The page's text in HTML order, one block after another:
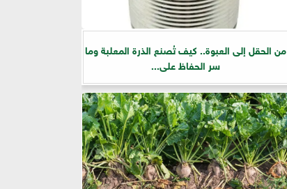
من الحقل إلى العبوة.. كيف تُصنع الذرة المعلبة وما
سر الحفاظ على...